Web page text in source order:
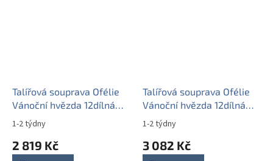
Talířová souprava Ofélie
Vánoční hvězda 12dílná
CCL
1-2 týdny
2 819 Kč
Talířová souprava Ofélie
Vánoční hvězda 12dílná
FBB
1-2 týdny
3 082 Kč